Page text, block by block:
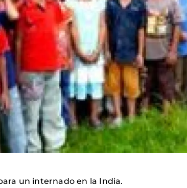
un internado en la India.